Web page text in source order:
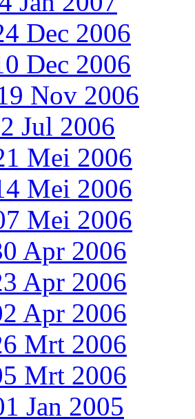
Dec 2006
Dec 2006
Nov 2006
Jul 2006
Mei 2006
Mei 2006
Mei 2006
Apr 2006
Apr 2006
Apr 2006
Mrt 2006
Mrt 2006
Jan 2005